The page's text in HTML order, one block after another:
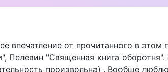
впечатление от прочитанного в
Пелевин "Священная книга
произвольна) . Вообще